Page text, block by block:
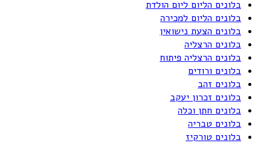
בלונים הליום ליום הולדת
בלונים הליום למכירה
בלונים הצעת נישואין
בלונים הרצליה
בלונים הרצליה פיתוח
בלונים ורודים
בלונים זהב
בלונים זכרון יעקב
בלונים חתן וכלה
בלונים טבריה
בלונים טורקיז